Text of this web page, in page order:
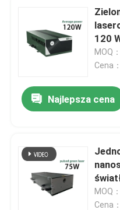
120
MOQ
Cena
Najlepsza cena
MOQ
Cena